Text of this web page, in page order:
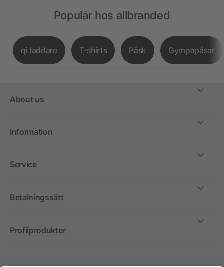
Populär hos allbranded
qi laddare T-shirts Påsk Gympapåsar
About us
Information
Service
Betalningssätt
Profilprodukter